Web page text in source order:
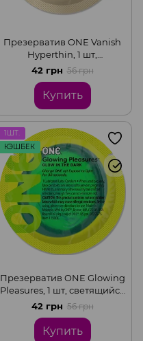
Презерватив ONE Vanish
Hyperthin, 1 шт,
ультратонкий, со смазкой
42 грн 56 грн
Купить
1ШТ.
КЭШБЕК
Презерватив ONE Glowing
Pleasures, 1 шт, светящийся
в темноте, со смазкой
42 грн 56 грн
Купить